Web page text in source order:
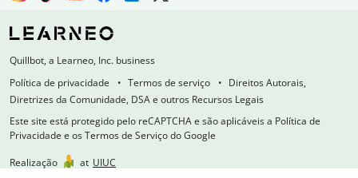
Quillbot, a Learneo, Inc. business
Política de privacidade
Termos de serviço
Direitos Autorais,
Diretrizes da Comunidade, DSA e outros Recursos Legais
Este site está protegido pelo reCAPTCHA e são aplicáveis a Política de
Privacidade e os Termos de Serviço do Google
Realização
at UIUC